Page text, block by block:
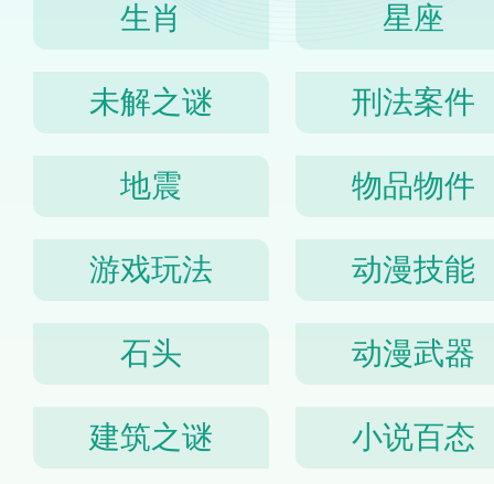
生肖 星座
未解之谜 刑法案件
地震 物品物件
游戏玩法 动漫技能
石头 动漫武器
建筑之谜 小说百态